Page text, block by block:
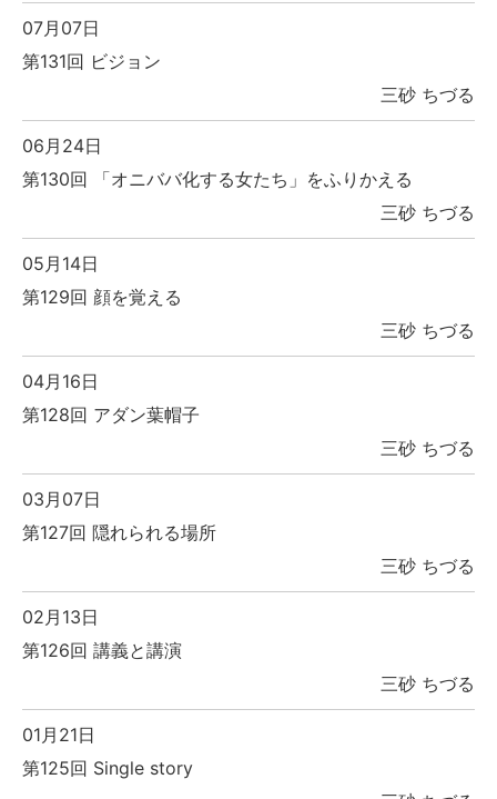
07月07日
第131回 ビジョン
三砂 ちづる
06月24日
第130回 「オニババ化する女たち」をふりかえる
三砂 ちづる
05月14日
第129回 顔を覚える
三砂 ちづる
04月16日
第128回 アダン葉帽子
三砂 ちづる
03月07日
第127回 隠れられる場所
三砂 ちづる
02月13日
第126回 講義と講演
三砂 ちづる
01月21日
第125回 Single story